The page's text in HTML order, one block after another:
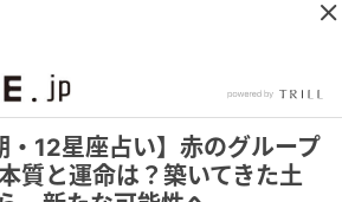
・12星座占い】赤のグループ
質と運命は？築いてきた土